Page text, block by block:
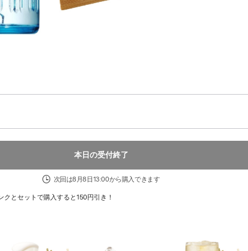
本日の受付終了
次回は8月8日13:00から購入できます
とセットで購入すると150円引き！